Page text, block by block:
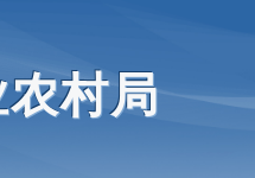
村局